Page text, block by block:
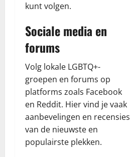
kunt volgen.
Sociale media en
forums
Volg lokale LGBTQ+-
groepen en forums op
platforms zoals Facebook
en Reddit. Hier vind je vaak
aanbevelingen en recensies
van de nieuwste en
populairste plekken.